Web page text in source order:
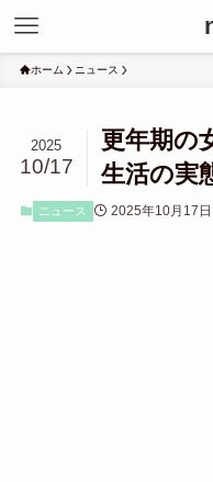
ホーム ニュース
更年期の
生活の実
2025
10/17
ニュース 2025年10月17日